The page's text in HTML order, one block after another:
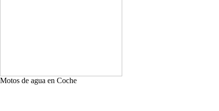
Motos de agua en Coche